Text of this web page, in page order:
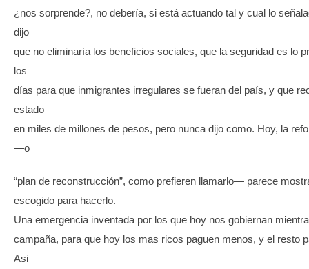
¿nos sorprende?, no debería, si está actuando tal y cual lo
dijo
que no eliminaría los beneficios sociales, que la seguridad es lo
los
días para que inmigrantes irregulares se fueran del país, y que
estado
en miles de millones de pesos, pero nunca dijo como. Hoy, la
—o
“plan de reconstrucción”, como prefieren llamarlo— parece
escogido para hacerlo.
Una emergencia inventada por los que hoy nos gobiernan
campaña, para que hoy los mas ricos paguen menos, y el resto
Asi